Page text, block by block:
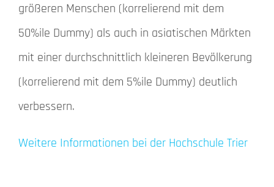
größeren Menschen (korrelierend mit dem
50%ile Dummy) als auch in asiatischen Märkten
mit einer durchschnittlich kleineren Bevölkerung
(korrelierend mit dem 5%ile Dummy) deutlich
verbessern.
Weitere Informationen bei der Hochschule Trier